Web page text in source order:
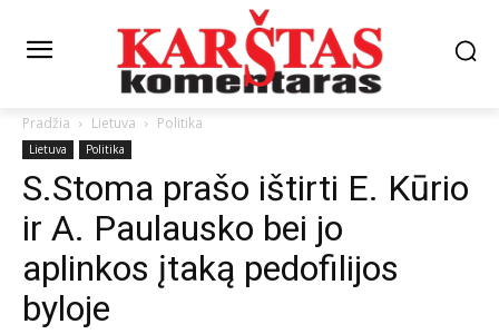
Pradžia Lietuva Politika
Lietuva Politika
S.Stoma prašo ištirti E. Kūrio
ir A. Paulausko bei jo
aplinkos įtaką pedofilijos
byloje